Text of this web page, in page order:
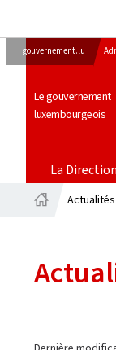
gouvernement.lu
Le gouvernement
luxembourgeois
La Direction
Actualités